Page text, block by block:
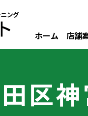
ホーム 店舗
区